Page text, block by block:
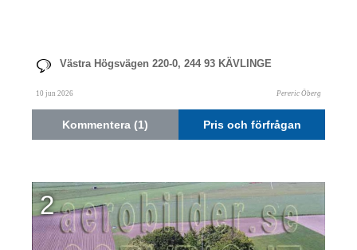
Västra Högsvägen 220-0, 244 93 KÄVLINGE
10 jun 2026 Pereric Öberg
Kommentera (1) Pris och förfrågan
2